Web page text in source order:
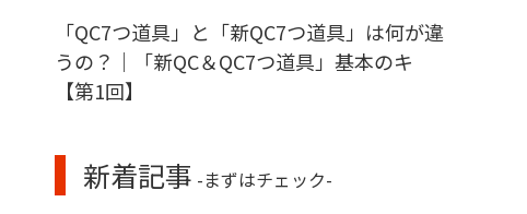
「QC7つ道具」と「新QC7つ道具」は何が違
うの？｜「新QC＆QC7つ道具」基本のキ
【第1回】
新着記事 -まずはチェック-